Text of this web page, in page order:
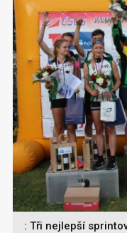
: Tři nejlepší